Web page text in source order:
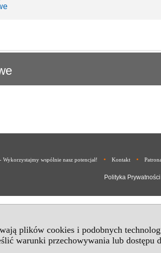
plików cookies i podobnych
warunki przechowywania lub dostępu
Wykorzystajmy wspólnie nasz potencjał! • Kontakt •
Polityka Prywatności